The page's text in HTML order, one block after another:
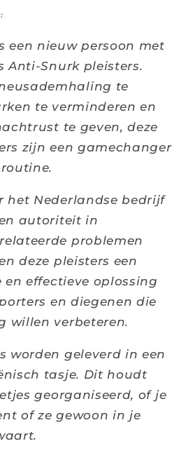
een nieuw persoon met
Anti-Snurk pleisters.
te
te verminderen en
te geven, deze
zijn een gamechanger
het Nederlandse bedrijf
autoriteit in
problemen
deze pleisters een
en effectieve oplossing
en diegenen die
willen verbeteren.
worden geleverd in een
tasje. Dit houdt
georganiseerd, of je
of ze gewoon in je